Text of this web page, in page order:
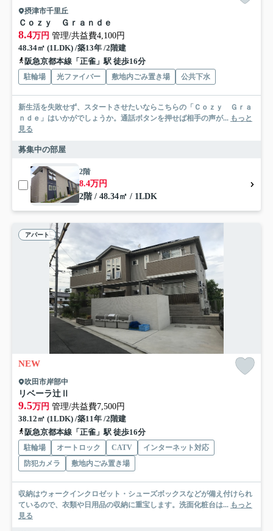
摂津市千里丘
Ｃｏｚｙ Ｇｒａｎｄｅ
8.4万円 管理/共益費4,100円
48.34㎡ (1LDK) /築13年 /2階建
阪急京都本線「正雀」駅 徒歩16分
駐輪場 光ファイバー 敷地内ごみ置き場 公共下水
新生活を失敗せず、スタートさせたいならこちらの「Ｃｏｚｙ Ｇｒａ
ｎｄｅ」はいかがでしょうか。通話ボタンを押せば相手の声が... もっと
見る
募集中の部屋
2階
8.4万円
2階 / 48.34㎡ / 1LDK
アパート
NEW
吹田市岸部中
リベーラ辻Ⅱ
9.5万円 管理/共益費7,500円
38.12㎡ (1LDK) /築11年 /2階建
阪急京都本線「正雀」駅 徒歩16分
駐輪場 オートロック CATV
インターネット対応
防犯カメラ
敷地内ごみ置き場
収納はウォークインクロゼット・シューズボックスなどが備え付けられ
ているので、衣類や日用品の収納に重宝します。洗面化粧台は... もっと
見る